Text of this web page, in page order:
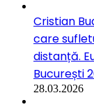
Cristian
care
distanță.
București
28.03.2026